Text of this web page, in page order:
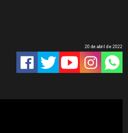
20 de abril de 2022